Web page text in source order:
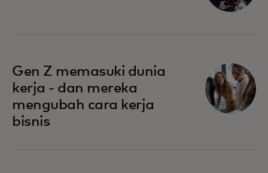
Gen Z memasuki dunia
kerja - dan mereka
mengubah cara kerja
bisnis